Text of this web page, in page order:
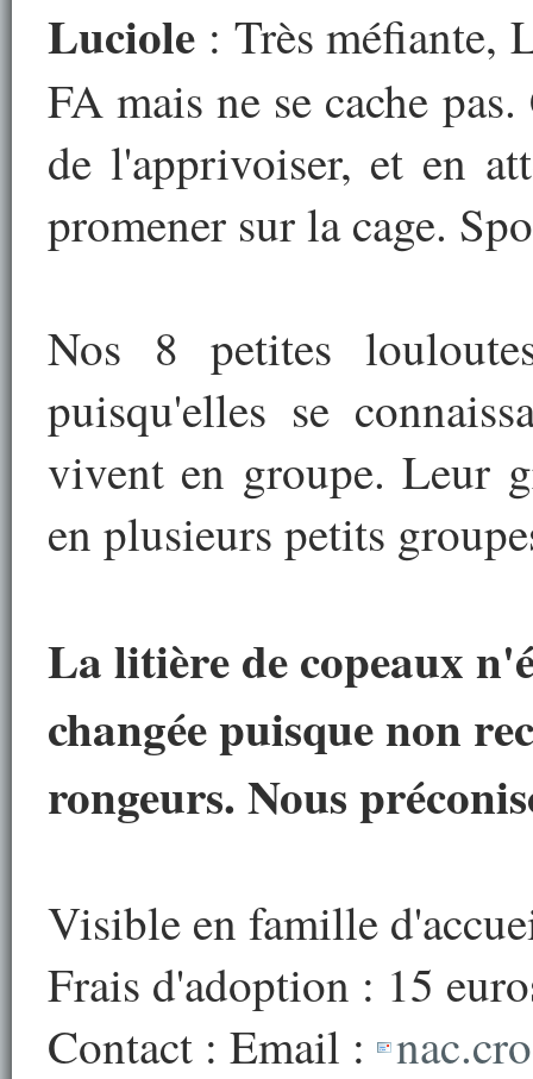
Luciole : Très méfiante,
FA mais ne se cache
de l'apprivoiser, et en
promener sur la cage.
Nos 8 petites
puisqu'elles se
vivent en groupe. Leur
en plusieurs petits
La litière de copeaux
changée puisque non
rongeurs. Nous
Visible en famille
Frais d'adoption : 15
Contact : Email :